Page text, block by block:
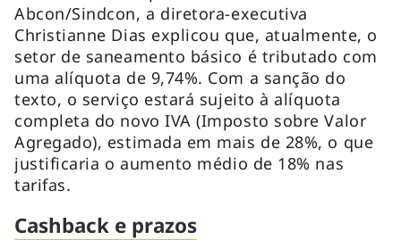
Abcon/Sindcon, a diretora-executiva
Christianne Dias explicou que, atualmente, o
setor de saneamento básico é tributado com
uma alíquota de 9,74%. Com a sanção do
texto, o serviço estará sujeito à alíquota
completa do novo IVA (Imposto sobre Valor
Agregado), estimada em mais de 28%, o que
justificaria o aumento médio de 18% nas
tarifas.
Cashback e prazos